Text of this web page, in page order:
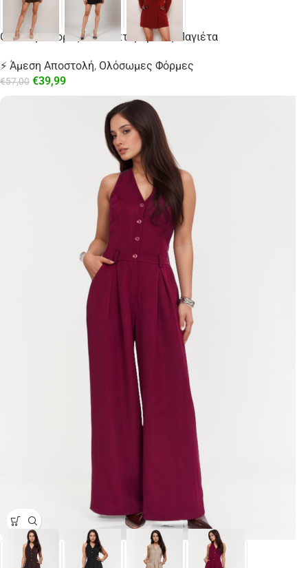
Ολόσωμο Σορτς Με Λεπτομέρειες Παγιέτα
⚡ Άμεση Αποστολή, Ολόσωμες Φόρμες
€57,00 €39,99